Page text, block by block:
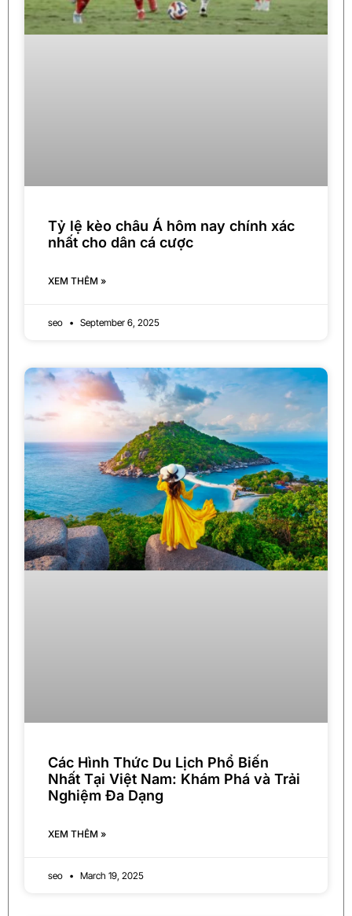
Tỷ lệ kèo châu Á hôm nay chính xác
nhất cho dân cá cược
XEM THÊM »
seo September 6, 2025
Các Hình Thức Du Lịch Phổ Biến
Nhất Tại Việt Nam: Khám Phá và Trải
Nghiệm Đa Dạng
XEM THÊM »
seo March 19, 2025